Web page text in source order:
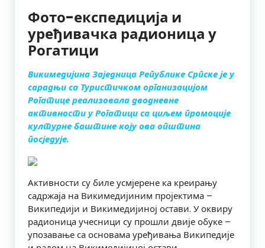
Фото-експедиција и
уређивачка радионица у
Рогатици
Викимедијина Заједница Републике Српске је у
сарадњи са Туристичком организацијом
Рогатице реализовала дводневне
активности у Рогатици са циљем промоције
културне баштине коју ова општина
посједује.
Активности су биле усмјерене ка креирању
садржаја на Викимедијиним пројектима –
Википедији и Викимедијиној остави. У оквиру
радионица учесници су прошли двије обуке –
упозавање са основама уређивања Википедије